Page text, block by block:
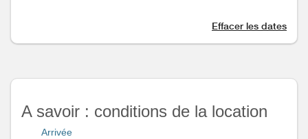
Effacer les dates
A savoir : conditions de la location
Arrivée